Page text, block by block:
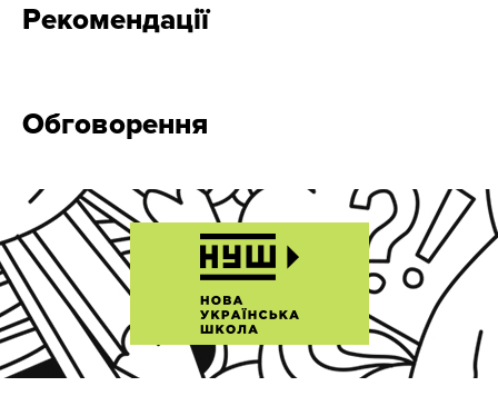
Рекомендації
Обговорення